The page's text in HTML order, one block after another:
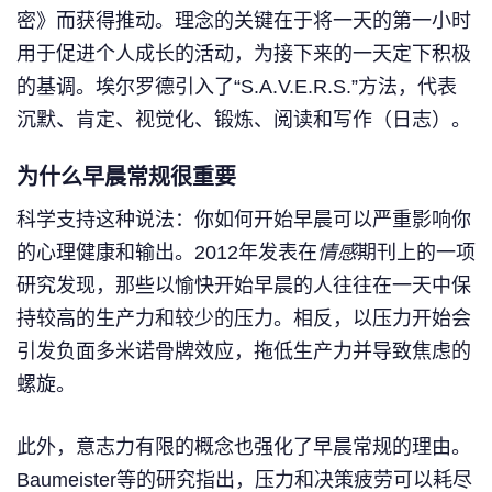
密》而获得推动。理念的关键在于将一天的第一小时
用于促进个人成长的活动，为接下来的一天定下积极
的基调。埃尔罗德引入了“S.A.V.E.R.S.”方法，代表
沉默、肯定、视觉化、锻炼、阅读和写作（日志）。
为什么早晨常规很重要
科学支持这种说法：你如何开始早晨可以严重影响你
的心理健康和输出。2012年发表在情感期刊上的一项
研究发现，那些以愉快开始早晨的人往往在一天中保
持较高的生产力和较少的压力。相反，以压力开始会
引发负面多米诺骨牌效应，拖低生产力并导致焦虑的
螺旋。
此外，意志力有限的概念也强化了早晨常规的理由。
Baumeister等的研究指出，压力和决策疲劳可以耗尽